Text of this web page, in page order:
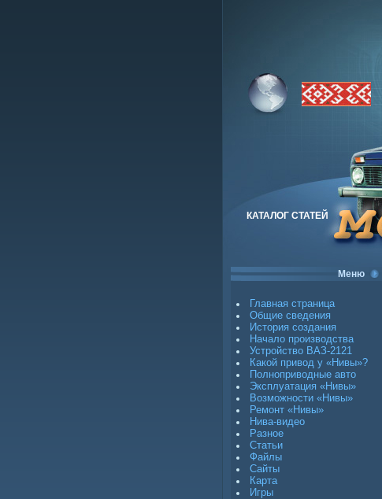
КАТАЛОГ СТАТЕЙ
Меню
Главная страница
Общие сведения
История создания
Начало производства
Устройство ВАЗ-2121
Какой привод у «Нивы»?
Полноприводные авто
Эксплуатация «Нивы»
Возможности «Нивы»
Ремонт «Нивы»
Нива-видео
Разное
Статьи
Файлы
Сайты
Карта
Игры